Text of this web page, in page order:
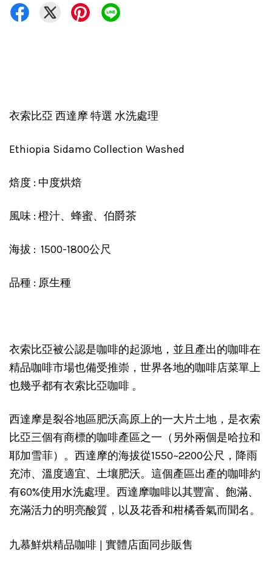
衣索比亞 西達摩 特選 水洗處理
Ethiopia Sidamo Collection Washed
焙度 : 中度烘焙
風味 : 橙汁、蜂蜜、伯爵茶
海拔 : 1500-1800公尺
品種 : 原生種
衣索比亞被公認是咖啡的起源地，並且產出的咖啡在
精品咖啡市場也備受推崇，世界各地的咖啡店菜單上
也幾乎都有衣索比亞咖啡 。
西達摩是裂谷地區肥沃高原上的一大片土地，是衣索
比亞三個有商標的咖啡產區之一（另外兩個是哈拉和
耶加雪菲）。西達摩的海拔從1550~2200公尺，降雨
充沛、溫度適宜、土壤肥沃。這個產區出產的咖啡約
有60%使用水洗處理。西達摩咖啡以其豐富、飽滿、
充滿活力的明亮酸質，以及花香和柑橘香氣而聞名。
九慕鮮烘精品咖啡 | 實體店面同步販售